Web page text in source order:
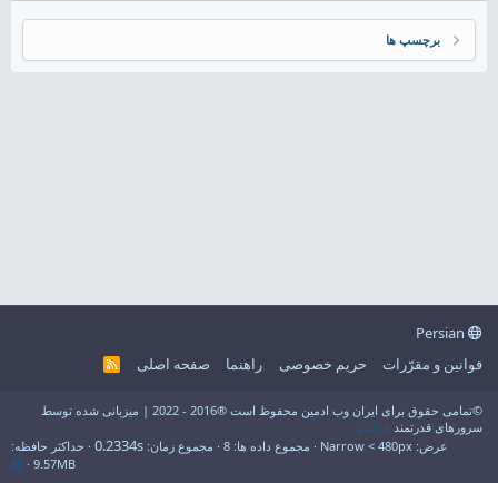
برچسپ ها
قوانین و مقرّرات
حریم خصوصی راهنما صفحه اصلی
R
©تمامی حقوق برای ایران وب ادمین محفوظ است ®2016 - 2022 | میزبانی شده توسط
سرورهای قدرتمند فراسو
عرض
مجموع داده ها 8 مجموع زمان 0.2334s
حداکثر حافظه
9.57MB